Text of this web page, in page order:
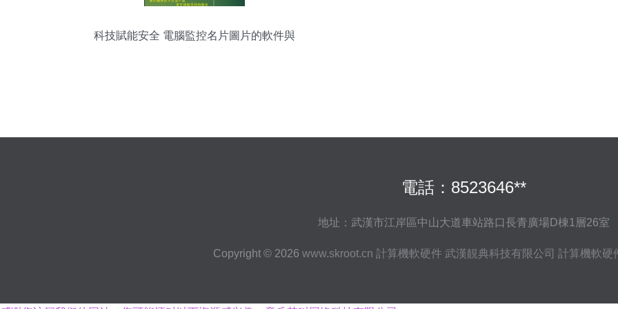
科技賦能安全 電腦監控名片圖片的軟件與
電話：8523646**
地址：武漢市江岸區中山大道車站路口長青廣場D棟1層26室
Copyright © 2026 www.skroot.cn 計算機軟硬件 武漢靚典科技有限公司 計算機軟硬